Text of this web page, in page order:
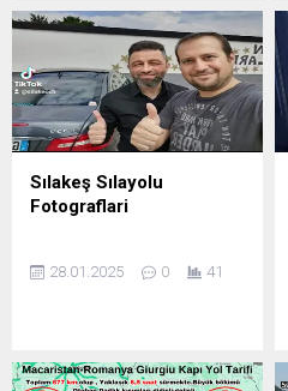
Sılakeş Sılayolu
Fotograflari
28.01.2025 0 41